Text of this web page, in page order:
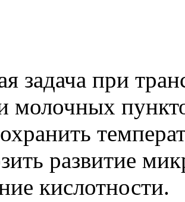
задача при
молочных
развитие
кислотности.